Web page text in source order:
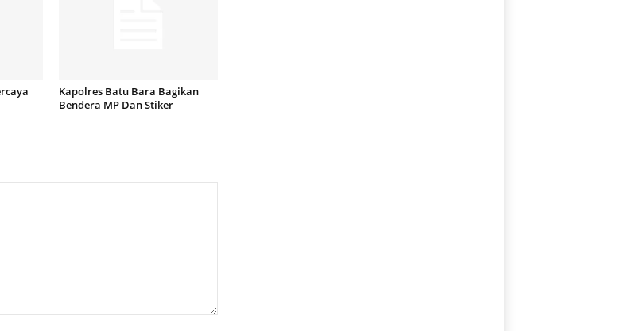
Kapolres Batu Bara Bagikan
Bendera MP Dan Stiker